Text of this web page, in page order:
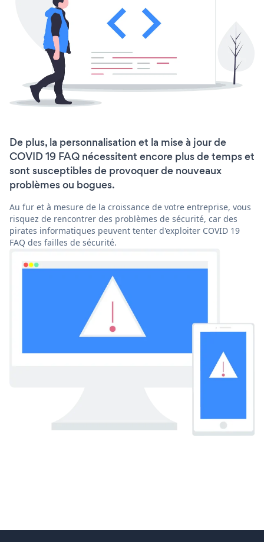
De plus, la personnalisation et la mise à jour de
COVID 19 FAQ nécessitent encore plus de temps et
sont susceptibles de provoquer de nouveaux
problèmes ou bogues.
Au fur et à mesure de la croissance de votre entreprise, vous
risquez de rencontrer des problèmes de sécurité, car des
pirates informatiques peuvent tenter d'exploiter COVID 19
FAQ des failles de sécurité.